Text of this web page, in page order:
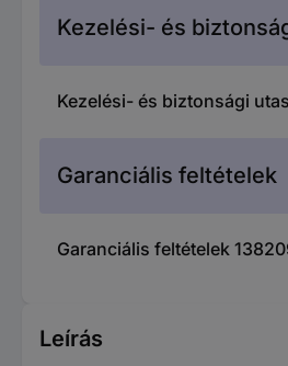
Kezelési- és
Kezelési- és biztonsági
Garanciális feltételek
Garanciális feltételek
Leírás